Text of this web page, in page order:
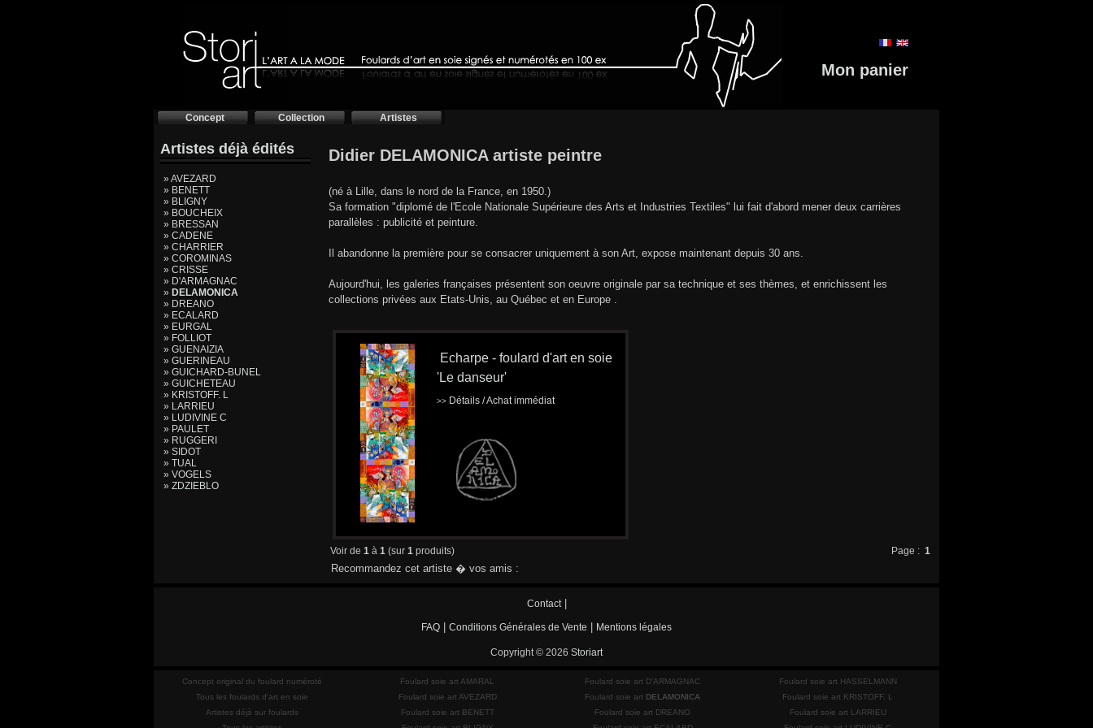
Mon panier
Concept Collection Artistes
Artistes déjà édités
» AVEZARD
» BENETT
» BLIGNY
» BOUCHEIX
» BRESSAN
» CADENE
» CHARRIER
» COROMINAS
» CRISSE
» D'ARMAGNAC
» DELAMONICA
» DREANO
» ECALARD
» EURGAL
» FOLLIOT
» GUENAIZIA
» GUERINEAU
» GUICHARD-BUNEL
» GUICHETEAU
» KRISTOFF. L
» LARRIEU
» LUDIVINE C
» PAULET
» RUGGERI
» SIDOT
» TUAL
» VOGELS
» ZDZIEBLO
Didier DELAMONICA artiste peintre
(né à Lille, dans le nord de la France, en 1950.)
Sa formation "diplomé de l'Ecole Nationale Supérieure des Arts et Industries Textiles" lui fait d'abord mener deux carrières
parallèles : publicité et peinture.
Il abandonne la première pour se consacrer uniquement à son Art, expose maintenant depuis 30 ans.
Aujourd'hui, les galeries françaises présentent son oeuvre originale par sa technique et ses thèmes, et enrichissent les
collections privées aux Etats-Unis, au Québec et en Europe .
Echarpe - foulard d'art en soie
'Le danseur'
>> Détails / Achat immédiat
Voir de 1 à 1 (sur 1 produits) Page : 1
Recommandez cet artiste � vos amis :
Contact|
FAQ Conditions Générales de Vente Mentions légales
Copyright © 2026 Storiart
Concept original du foulard numéroté
Tous les foulards d'art en soie
Artistes déjà sur foulards
Foulard soie art AMARAL
Foulard soie art AVEZARD
Foulard soie art BENETT
Foulard soie art D'ARMAGNAC
Foulard soie art DELAMONICA
Foulard soie art DREANO
Foulard soie art HASSELMANN
Foulard soie art KRISTOFF. L
Foulard soie art LARRIEU